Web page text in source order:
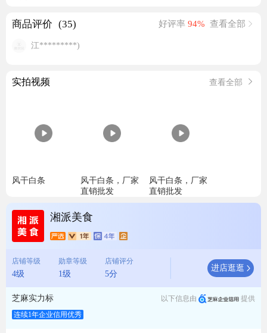
商品评价 (35) 好评率 94% 查看全部
江*********)
实拍视频 查看全部
风干白条
风干白条，厂家
直销批发
风干白条，厂家
直销批发
湘派美食
店铺等级
4级
勋章等级
1级
店铺评分
5分
进店逛逛
芝麻实力标 以下信息由
提供
连续1年企业信用优秀